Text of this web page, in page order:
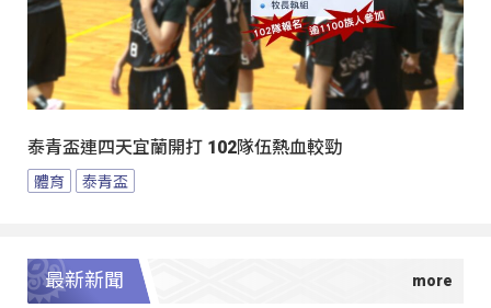
泰青盃連四天宜蘭開打 102隊伍熱血較勁
體育 泰青盃
最新新聞